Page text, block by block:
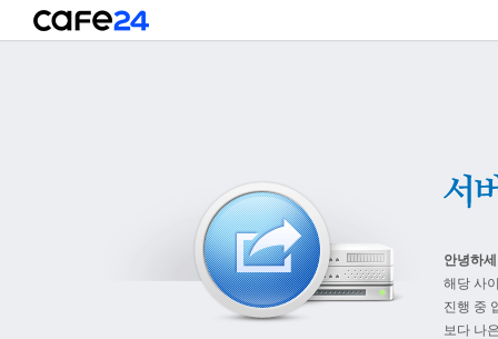
안녕하
해당 사
진행 중
보다 나